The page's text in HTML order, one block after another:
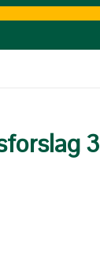
3